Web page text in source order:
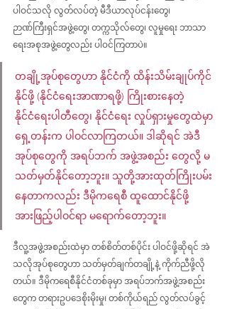
ပါဝင်သလို လွတ်လပ်တဲ့ မီဒီယာလုပ်ငန်းတွေ၊
ဉာဏ်ကြီးရှင်အဖွဲ့တွေ၊ တက္ကသိုလ်တွေ၊ လူမှုရေး ဘာသာ
ရေးအစုအဖွဲ့တွေလည်း ပါဝင်ကြတာပဲ။
တချို့အုပ်စုတွေဟာ နိုင်ငံကို ထိန်းသိမ်းချုပ်ကိုင်
နိုင်ဖို့ (နိုင်ငံရေးအာဏာရဖို့) ကြိုးစားနေတဲ့
နိုင်ငံရေးပါတီတွေ၊ နိုင်ငံရေး လှုပ်ရှားမှုတွေထဲမှာ
ရှေ့တန်းက ပါဝင်လာကြတယ်။ ဒါဆိုရင် အဲဒီ
အုပ်စုတွေကို အရပ်ဘက် အဖွဲ့အစည်း တွေလို့ မ
သတ်မှတ်နိုင်တော့ဘူး။ သူတို့အားထုတ်ကြိုးပမ်း
နေတာကလည်း ဒီမိုကရေစီ ထူထောင်နိုင်ဖို့
အားဖြည့်ပါဝင်ရာ မရောက်တော့ဘူး။
ဒီလူ့အဖွဲ့အစည်းထဲမှာ တစ်စိတ်တစ်ပိုင်း ပါဝင်ဖို့ဆိုရင် အဲ
သလိုအုပ်စုတွေဟာ သတ်မှတ်ချက်တချို့နဲ့ ကိုက်ညီဖို့လို
တယ်။ ဒီမိုကရေစီနိုင်ငံတစ်ခုမှာ အရပ်ဘက်အဖွဲ့အစည်း
တွေက တရားဥပဒေစိုးမိုးမှု၊ တစ်ကိုယ်ရည် လွတ်လပ်ခွင့်